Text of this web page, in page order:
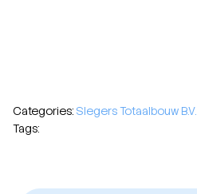
Categories: Slegers Totaalbouw B.V.
Tags: